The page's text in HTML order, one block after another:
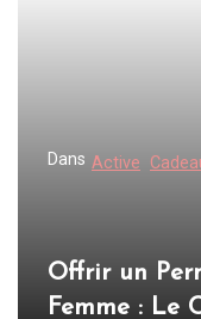
Dans Active
Offrir un
Femme : Le